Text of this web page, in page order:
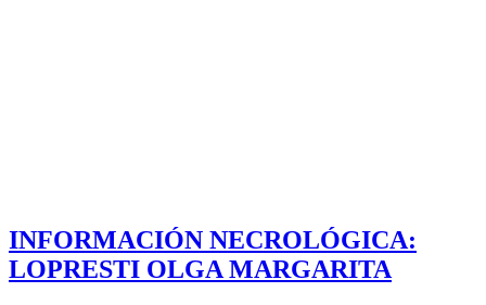
INFORMACIÓN NECROLÓGICA:
LOPRESTI OLGA MARGARITA